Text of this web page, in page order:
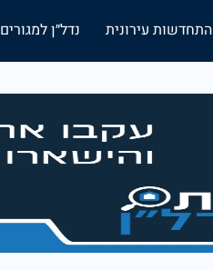
התחדשות עירונית נדל״ן למגורים